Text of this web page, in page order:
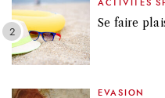
ACTIVITÉS
Se faire
EVASION